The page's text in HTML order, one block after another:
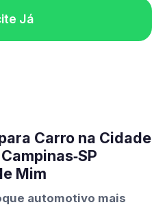
Já
Carro na Cidade
Mim
automotivo mais